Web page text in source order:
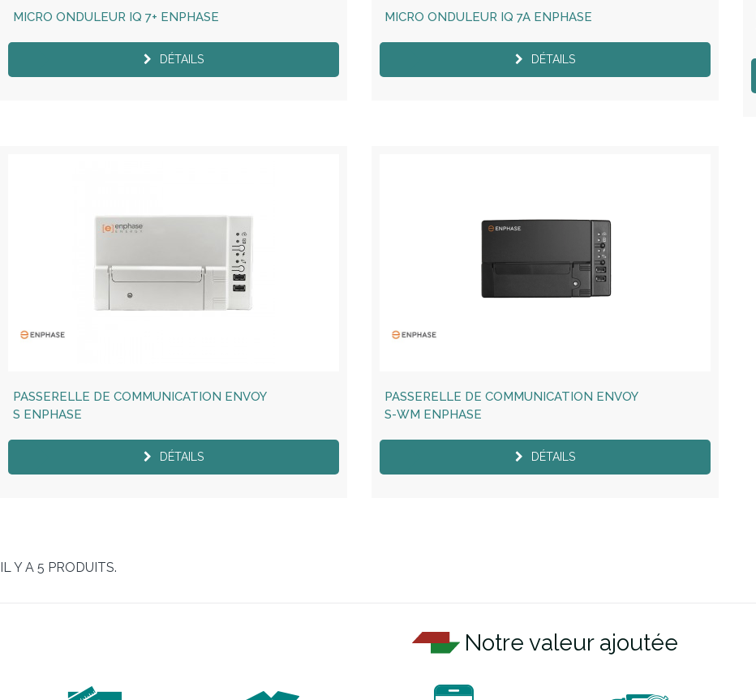
MICRO ONDULEUR IQ 7+ ENPHASE
DÉTAILS
MICRO ONDULEUR IQ 7A ENPHASE
DÉTAILS
PASSERELLE DE COMMUNICATION ENVOY
S ENPHASE
DÉTAILS
PASSERELLE DE COMMUNICATION ENVOY
S-WM ENPHASE
DÉTAILS
IL Y A 5 PRODUITS.
Notre valeur ajoutée